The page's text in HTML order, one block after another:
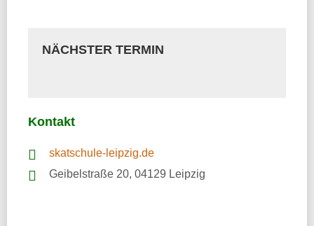
NÄCHSTER TERMIN
Kontakt
skatschule-leipzig.de
Geibelstraße 20, 04129 Leipzig